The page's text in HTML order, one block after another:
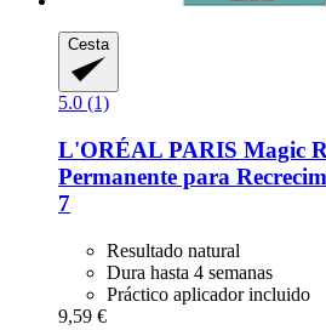
Cesta
5.0 (1)
L'ORÉAL PARIS Magic
Permanente para
7
Resultado natural
Dura hasta 4 semanas
Práctico aplicador incluido
9,59 €